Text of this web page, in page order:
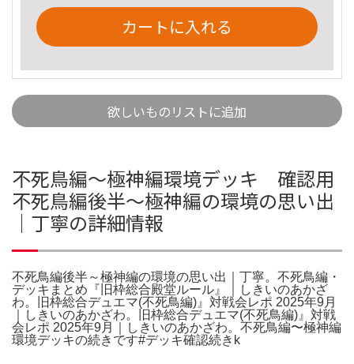
カートに入れる
欲しいものリストに追加
不死鳥編〜極神編環境デッキ 確認用
不死鳥編後半～極神編の環境の思い出
｜丁寧の詳細情報
不死鳥編後半～極神編の環境の思い出｜丁寧。不死鳥編・
デッキまとめ『旧枠総合殿堂ルール』｜しきいのあかざ
わ。旧枠総合デュエマ(不死鳥編)』対戦会レポ 2025年9月
｜しきいのあかざわ。旧枠総合デュエマ(不死鳥編)』対戦
会レポ 2025年9月｜しきいのあかざわ。不死鳥編〜極神編
環境デッキの続きです#デッキ確認続きk